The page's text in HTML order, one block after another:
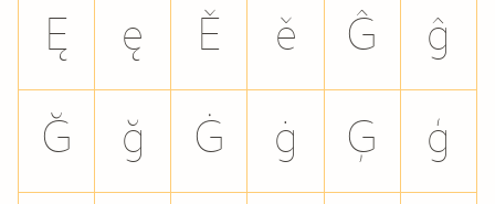
Ę ę Ě ě Ĝ ĝ
Ğ ğ Ġ ġ Ģ ģ